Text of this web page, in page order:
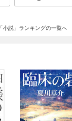
「小説」ランキングの一覧へ